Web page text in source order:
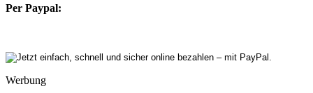
Per Paypal:
Werbung